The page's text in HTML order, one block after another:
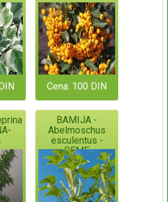
Cena: 100 DIN
BAMIJA -
Abelmoschus
esculentus -
SEME